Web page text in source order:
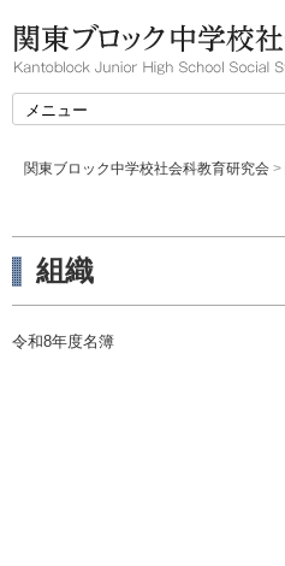
関東ブロック中学校社会科教育研究会 >
組織
令和8年度名簿